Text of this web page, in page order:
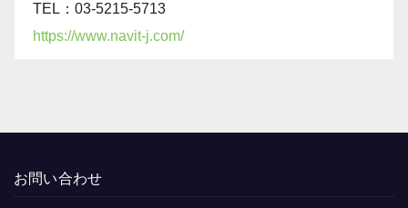
TEL：03-5215-5713
https://www.navit-j.com/
お問い合わせ